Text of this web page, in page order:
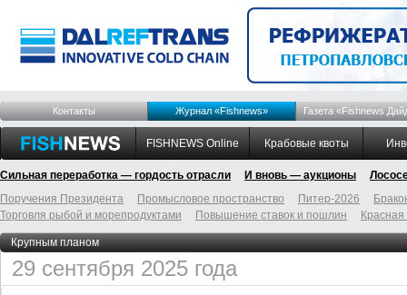
Контакты Журнал «Fishnews» Газета «Fishnews
FISHNEWS Online Крабовые квоты
Сильная переработка — гордость отрасли И вновь — аукционы
Поручения Президента
Промысловое пространство Питер-2026
Торговля рыбой и морепродуктами
Повышение ставок и пошлин
Крупным планом
29 сентября 2025 года